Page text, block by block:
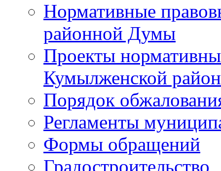
Нормативные
районной Думы
Проекты
Кумылженской
Порядок
Регламенты
Формы обращений
Градостроительство